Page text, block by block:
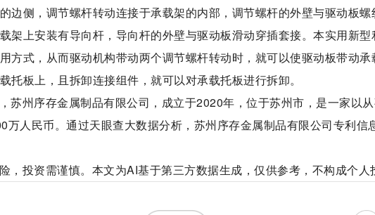
边侧，调节螺杆转动连接于承载架的内部，调节螺杆的外壁与驱动板
架上安装有导向杆，导向杆的外壁与驱动板滑动穿插套接。本实用新
方式，从而驱动机构带动两个调节螺杆转动时，就可以使驱动板带动
托板上，且拆卸连接组件，就可以对承载托板进行拆卸。
苏州序存金属制品有限公司，成立于2020年，位于苏州市，是一家以
万人民币。通过天眼查大数据分析，苏州序存金属制品有限公司专利信
，投资需谨慎。本文为AI基于第三方数据生成，仅供参考，不构成个人